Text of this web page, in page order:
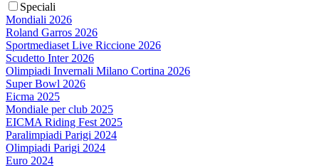
Speciali
Mondiali 2026
Roland Garros 2026
Sportmediaset Live Riccione 2026
Scudetto Inter 2026
Olimpiadi Invernali Milano Cortina 2026
Super Bowl 2026
Eicma 2025
Mondiale per club 2025
EICMA Riding Fest 2025
Paralimpiadi Parigi 2024
Olimpiadi Parigi 2024
Euro 2024